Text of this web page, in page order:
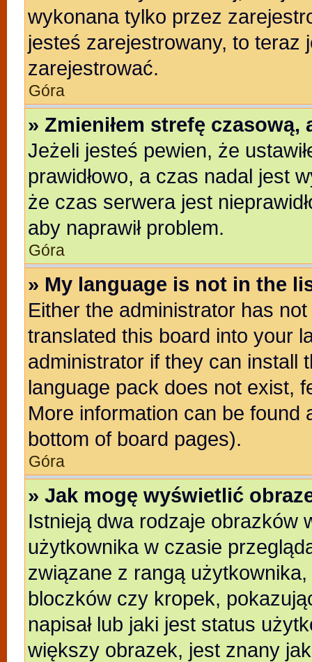
wykonana tylko przez
jesteś zarejestrowany, to teraz
zarejestrować.
Góra
» Zmieniłem strefę
Jeżeli jesteś pewien, że
prawidłowo, a czas nadal jest
że czas serwera jest
aby naprawił problem.
Góra
» My language is not in the
Either the administrator has
translated this board into your
administrator if they can install
language pack does not exist,
More information can be found
bottom of board pages).
Góra
» Jak mogę wyświetlić
Istnieją dwa rodzaje obrazków
użytkownika w czasie
związane z rangą
bloczków czy kropek,
napisał lub jaki jest status
większy obrazek, jest znany